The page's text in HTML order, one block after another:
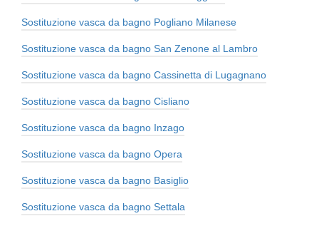
Sostituzione vasca da bagno Pogliano Milanese
Sostituzione vasca da bagno San Zenone al Lambro
Sostituzione vasca da bagno Cassinetta di Lugagnano
Sostituzione vasca da bagno Cisliano
Sostituzione vasca da bagno Inzago
Sostituzione vasca da bagno Opera
Sostituzione vasca da bagno Basiglio
Sostituzione vasca da bagno Settala